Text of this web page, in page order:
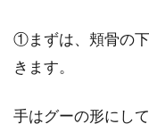
①まずは、頬骨の
きます。
手はグーの形にし